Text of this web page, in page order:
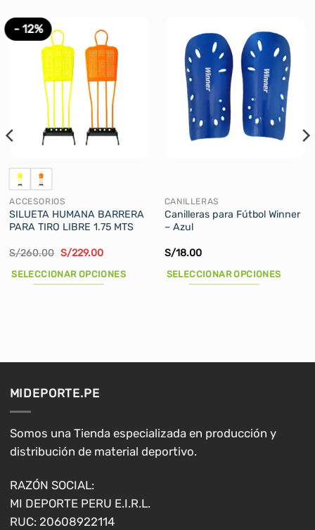
- 12%
ACCESORIOS
SILUETA HUMANA BARRERA
PARA TIRO LIBRE 1.75 MTS
S/260.00 El
original
era:
S/229.00El
actual
es:
SELECCIONAR OPCIONES
se
pueden
elegir
en
página
de
producto
CANILLERAS
Canilleras para Fútbol Winner
– Azul
S/18.00
SELECCIONAR OPCIONES
elegir
en
MIDEPORTE.PE
Somos una Tienda especializada en producción y
distribución de material deportivo.
RAZÓN SOCIAL:
MI DEPORTE PERU E.I.R.L.
RUC: 20608922114